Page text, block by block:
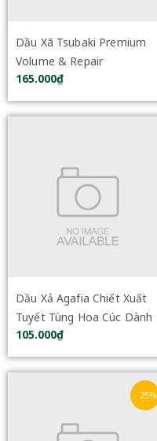
Dầu Xã Tsubaki Premium
Volume & Repair
Conditioner 450ml
165.000₫
Dầu Xả Agafia Chiết Xuất
Tuyết Tùng Hoa Cúc Dành
Cho Mọi Loại Tóc 500ml
105.000₫
- 25%